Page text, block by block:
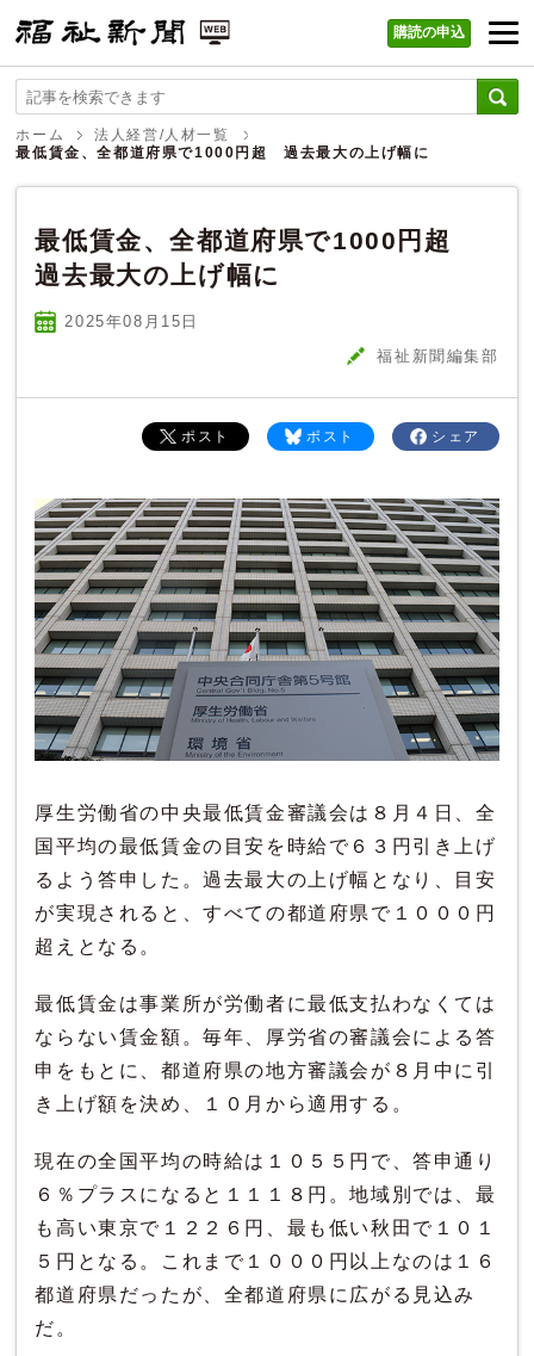
福祉新聞 WEB
購読の申込
ホーム
法人経営/人材一覧
最低賃金、全都道府県で1000円超 過去最大の上げ幅に
最低賃金、全都道府県で1000円超
過去最大の上げ幅に
2025年08 月 15 日
福祉新聞編集部
シェア
ポスト
ポスト
厚生労働省の中央最低賃金審議会は８月４日、全
国平均の最低賃金の目安を時給で６３円引き上げ
るよう答申した。過去最大の上げ幅となり、目安
が実現されると、すべての都道府県で１０００円
超えとなる。
最低賃金は事業所が労働者に最低支払わなくては
ならない賃金額。毎年、厚労省の審議会による答
申をもとに、都道府県の地方審議会が８月中に引
き上げ額を決め、１０月から適用する。
現在の全国平均の時給は１０５５円で、答申通り
６％プラスになると１１１８円。地域別では、最
も高い東京で１２２６円、最も低い秋田で１０１
５円となる。これまで１０００円以上なのは１６
都道府県だったが、全都道府県に広がる見込み
だ。